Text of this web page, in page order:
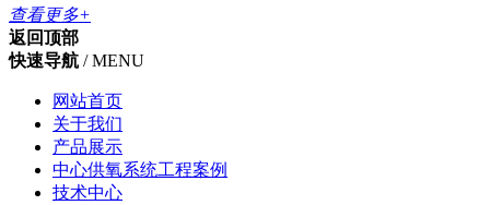
查看更多+
返回顶部
快速导航 / MENU
网站首页
关于我们
产品展示
中心供氧系统工程案例
技术中心